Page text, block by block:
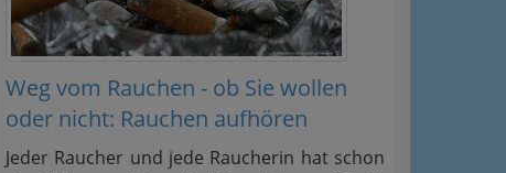
Weg vom Rauchen - ob Sie wollen
oder nicht: Rauchen aufhören
Jeder Raucher und jede Raucherin hat schon